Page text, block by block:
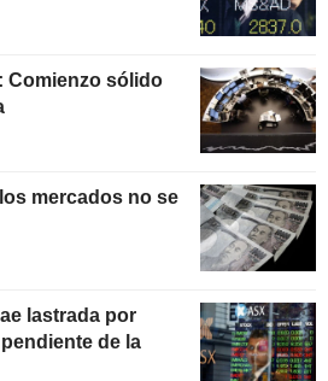
Comienzo sólido
mercados no se
lastrada por
de la